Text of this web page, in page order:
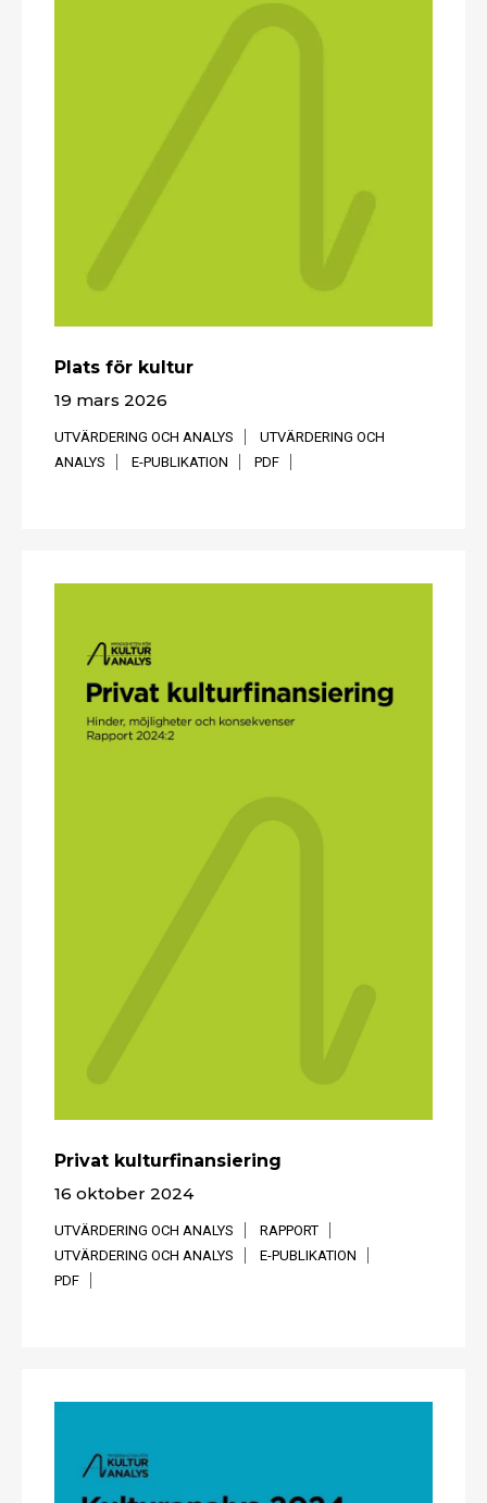
Plats för kultur
19 mars 2026
UTVÄRDERING OCH ANALYS
UTVÄRDERING OCH
ANALYS
E-PUBLIKATION PDF
Privat kulturfinansiering
16 oktober 2024
UTVÄRDERING OCH ANALYS
RAPPORT
UTVÄRDERING OCH ANALYS
E-PUBLIKATION
PDF